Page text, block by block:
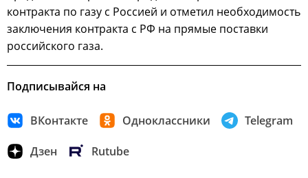
контракта по газу с Россией и отметил необходимость
заключения контракта с РФ на прямые поставки
российского газа.
Подписывайся на
ВКонтакте Одноклассники Telegram
Дзен Rutube